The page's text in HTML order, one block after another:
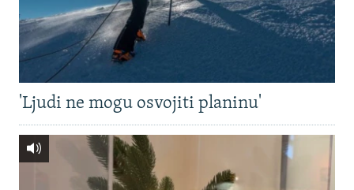
'Ljudi ne mogu osvojiti planinu'